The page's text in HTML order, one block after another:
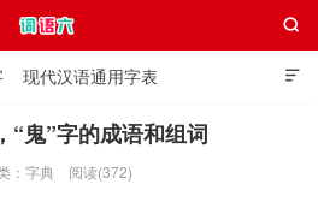

现代汉语通用字表
独体字大全 极简英语词典

“鬼”字的成语和组词
： 字典 阅读(372)